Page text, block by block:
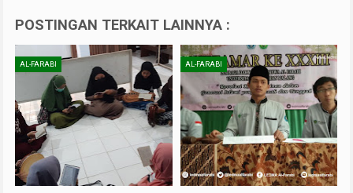
POSTINGAN TERKAIT LAINNYA :
AL-FARABI AL-FARABI